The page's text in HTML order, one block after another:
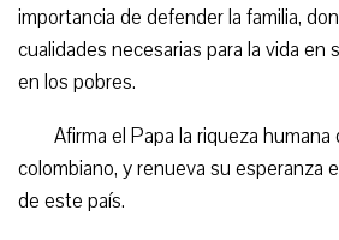
importancia de defender la familia,
cualidades necesarias para la vida en
en los pobres.
Afirma el Papa la riqueza humana
colombiano, y renueva su esperanza
de este país.